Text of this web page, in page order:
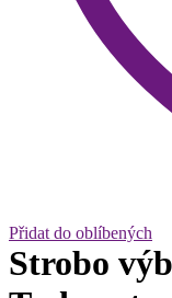
Přidat do oblíbených
Strobo